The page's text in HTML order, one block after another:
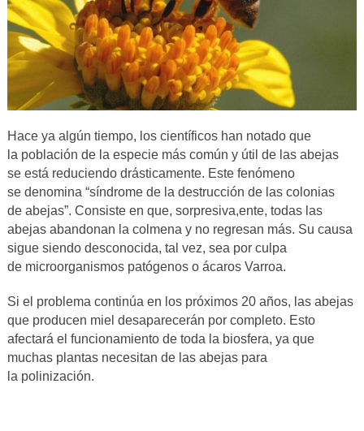
Hace ya algún tiempo, los científicos han notado que
la población de la especie más común y útil de las abejas
se está reduciendo drásticamente. Este fenómeno
se denomina “síndrome de la destrucción de las colonias
de abejas”. Consiste en que, sorpresiva,ente, todas las
abejas abandonan la colmena y no regresan más. Su causa
sigue siendo desconocida, tal vez, sea por culpa
de microorganismos patógenos o ácaros Varroa.
Si el problema continúa en los próximos 20 años, las abejas
que producen miel desaparecerán por completo. Esto
afectará el funcionamiento de toda la biosfera, ya que
muchas plantas necesitan de las abejas para
la polinización.